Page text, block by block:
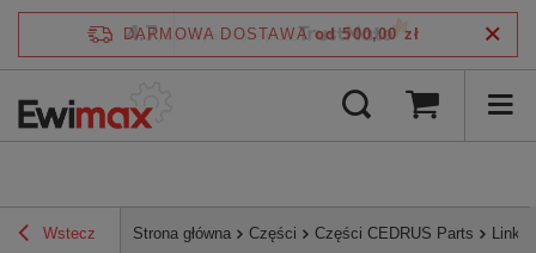
DARMOWA DOSTAWA od 500,00 zł
Wstecz Strona główna Części Części CEDRUS Parts Linka
4.7/5 zweryfikowane przez